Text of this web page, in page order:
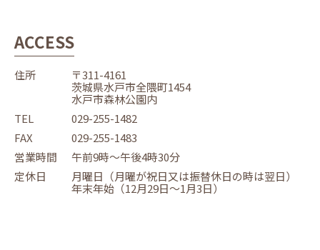
ACCESS
住所
〒311-4161
茨城県水戸市全隈町1454
水戸市森林公園内
TEL
029-255-1482
FAX
029-255-1483
営業時間
午前9時～午後4時30分
定休日
月曜日（月曜が祝日又は振替休日の時は翌日）
年末年始（12月29日～1月3日）